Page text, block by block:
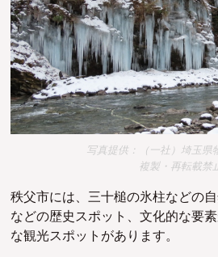
写真提供：（一社）埼玉県
複製・再転載禁
秩父市には、三十槌の氷柱などの
などの歴史スポット、文化的な要
な観光スポットがあります。